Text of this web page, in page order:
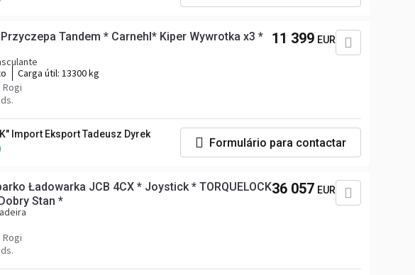
Tandem * Carnehl* Kiper Wywrotka x3 *
Carga útil: 13300 kg
Rogi
11 399 EUR
Import Eksport Tadeusz Dyrek
Formulário para contactar
Ładowarka JCB 4CX * Joystick * TORQUELOCK
Stan *
Rogi
36 057 EUR